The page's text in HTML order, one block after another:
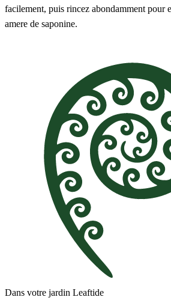
facilement, puis rincez abondamment pour
amere de saponine.
Dans votre jardin Leaftide